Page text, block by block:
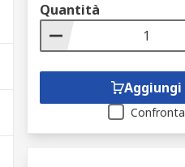
Quantità
Aggiungi
Confronta